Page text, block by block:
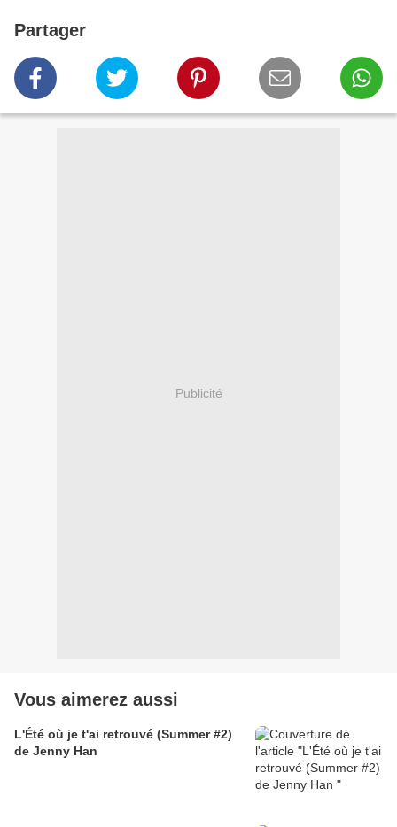
Partager
Publicité
Vous aimerez aussi
L'Été où je t'ai retrouvé (Summer #2)
de Jenny Han